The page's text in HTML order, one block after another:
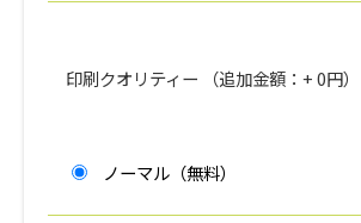
印刷クオリティー （追加金額：+0円）
ノーマル（無料）